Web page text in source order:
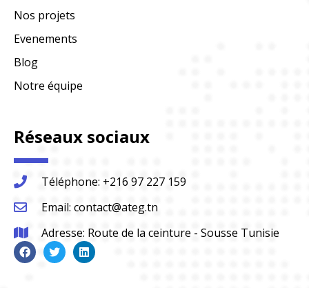
Nos projets
Evenements
Blog
Notre équipe
Réseaux sociaux
Téléphone: +216 97 227 159
Email: contact@ateg.tn
Adresse: Route de la ceinture - Sousse Tunisie